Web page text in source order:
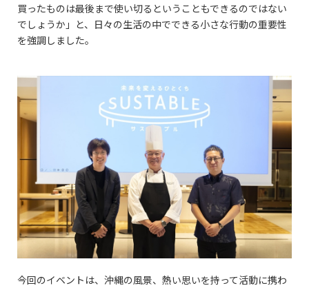
買ったものは最後まで使い切るということもできるのではない
でしょうか」と、日々の生活の中でできる小さな行動の重要性
を強調しました。
今回のイベントは、沖縄の風景、熱い思いを持って活動に携わ